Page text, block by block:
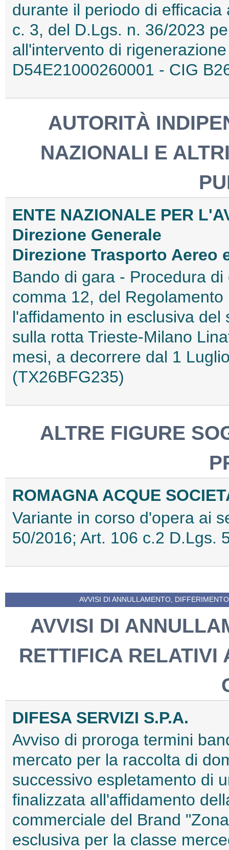
durante il periodo di
c. 3, del D.Lgs. n. 36/2023
all'intervento di
D54E21000260001 - CIG
AUTORITÀ
NAZIONALI E
ENTE NAZIONALE PER
Direzione Generale
Direzione Trasporto Aereo
Bando di gara - Procedura
comma 12, del
l'affidamento in esclusiva
sulla rotta Trieste-Milano
mesi, a decorrere dal 1
(TX26BFG235)
ALTRE FIGURE
ROMAGNA ACQUE
Variante in corso d'opera ai
50/2016; Art. 106 c.2 D.Lgs.
AVVISI DI ANNULLAMENTO,
AVVISI DI
RETTIFICA RELATIVI
DIFESA SERVIZI S.P.A.
Avviso di proroga termini
mercato per la raccolta di
successivo espletamento di
finalizzata all'affidamento
commerciale del Brand
esclusiva per la classe